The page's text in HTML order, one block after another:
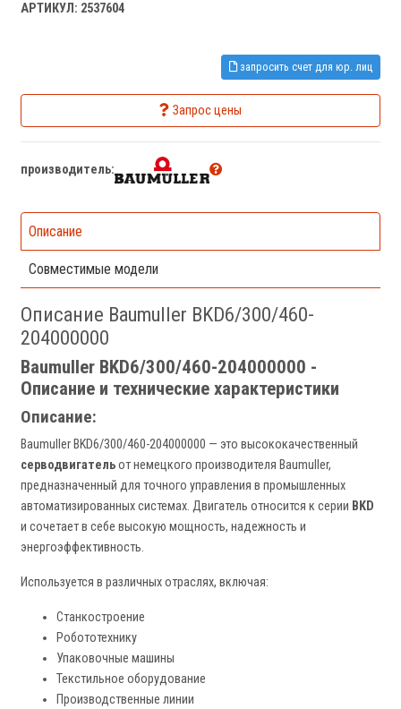
АРТИКУЛ: 2537604
запросить счет для юр. лиц
Запрос цены
производитель:
Описание
Совместимые модели
Описание Baumuller BKD6/300/460-
204000000
Baumuller BKD6/300/460-204000000 -
Описание и технические характеристики
Описание:
Baumuller BKD6/300/460-204000000 — это высококачественный
серводвигательот немецкого производителя Baumuller,
предназначенный для точного управления в промышленных
автоматизированных системах. Двигатель относится к серии BKD
и сочетает в себе высокую мощность, надежность и
энергоэффективность.
Используется в различных отраслях, включая:
Станкостроение
Робототехнику
Упаковочные машины
Текстильное оборудование
Производственные линии